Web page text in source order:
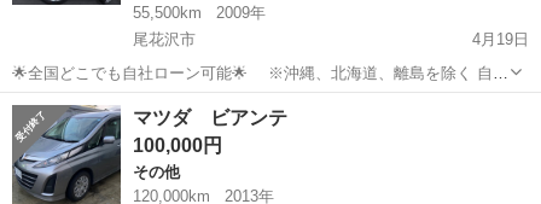
55,500km
2009年
尾花沢市
4月19日
🌟全国どこでも自社ローン可能🌟 ※沖縄、北海道、離島を除く 自己
破産、債務整理の経験あり… 転職したばかり…自営業… 頭金一括の準
備は難しい… そんな不安はオトロンにお任せ🚗💨 審査通過率
95％✨100...
山形 尾花沢市 その他
マツダ ビアンテ
100,000円
その他
120,000km
2013年